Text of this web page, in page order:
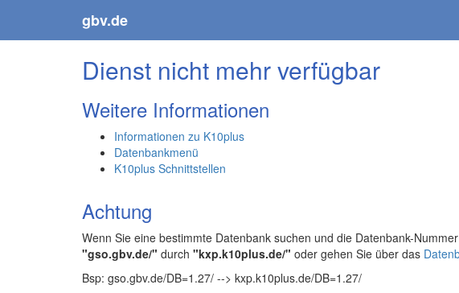
gbv.de
Dienst nicht mehr verfügbar
Weitere Informationen
Informationen zu K10plus
Datenbankmenü
K10plus Schnittstellen
Achtung
Wenn Sie eine bestimmte Datenbank suchen und die Datenbank-
"gso.gbv.de/" durch "kxp.k10plus.de/" oder gehen Sie über das
Bsp: gso.gbv.de/DB=1.27/ --> kxp.k10plus.de/DB=1.27/